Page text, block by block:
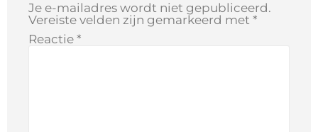
Je e-mailadres wordt niet gepubliceerd.
Vereiste velden zijn gemarkeerd met *
Reactie *